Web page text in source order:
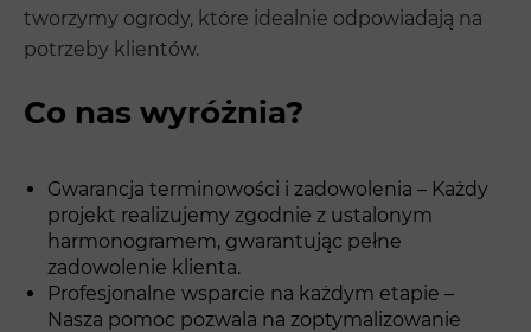
tworzymy ogrody, które idealnie odpowiadają na
potrzeby klientów.
Co nas wyróżnia?
Gwarancja terminowości i zadowolenia – Każdy
projekt realizujemy zgodnie z ustalonym
harmonogramem, gwarantując pełne
zadowolenie klienta.
Profesjonalne wsparcie na każdym etapie –
Nasza pomoc pozwala na zoptymalizowanie